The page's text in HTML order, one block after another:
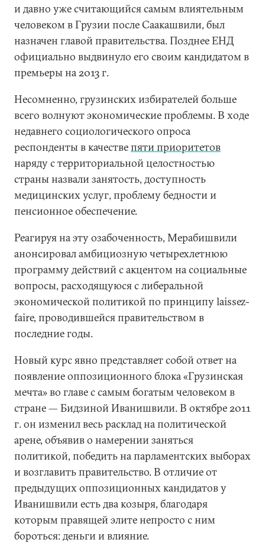
и давно уже считающийся самым влиятельным
человеком в Грузии после Саакашвили, был
назначен главой правительства. Позднее ЕНД
официально выдвинуло его своим кандидатом в
премьеры на 2013 г.
Несомненно, грузинских избирателей больше
всего волнуют экономические проблемы. В ходе
недавнего социологического опроса
респонденты в качествепяти приоритетов
наряду с территориальной целостностью
страны назвали занятость, доступность
медицинских услуг, проблему бедности и
пенсионное обеспечение.
Реагируя на эту озабоченность, Мерабишвили
анонсировал амбициозную четырехлетнюю
программу действий с акцентом на социальные
вопросы, расходящуюся с либеральной
экономической политикой по принципу laissez-
faire, проводившейся правительством в
последние годы.
Новый курс явно представляет собой ответ на
появление оппозиционного блока «Грузинская
мечта» во главе с самым богатым человеком в
стране — Бидзиной Иванишвили. В октябре 2011
г. он изменил весь расклад на политической
арене, объявив о намерении заняться
политикой, победить на парламентских выборах
и возглавить правительство. В отличие от
предыдущих оппозиционных кандидатов у
Иванишвили есть два козыря, благодаря
которым правящей элите непросто с ним
бороться: деньги и влияние.